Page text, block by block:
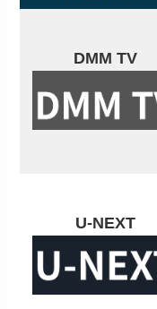
DMM TV
U-NEXT